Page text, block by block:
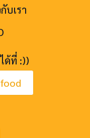
บเรา
ด้ที่ :))